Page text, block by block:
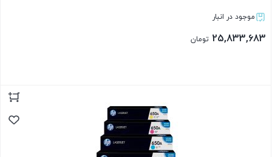
موجود در انبار
25,833,683 تومان